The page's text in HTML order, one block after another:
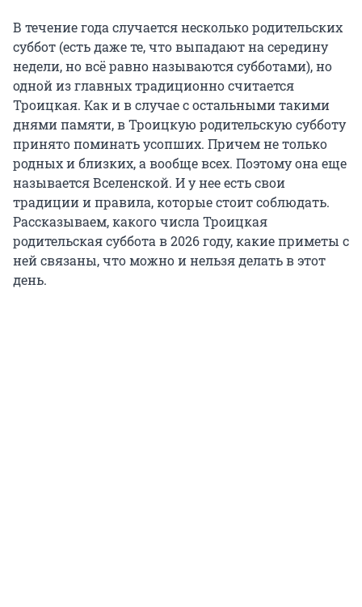
В течение года случается несколько родительских
суббот (есть даже те, что выпадают на середину
недели, но всё равно называются субботами), но
одной из главных традиционно считается
Троицкая. Как и в случае с остальными такими
днями памяти, в Троицкую родительскую субботу
принято поминать усопших. Причем не только
родных и близких, а вообще всех. Поэтому она еще
называется Вселенской. И у нее есть свои
традиции и правила, которые стоит соблюдать.
Рассказываем, какого числа Троицкая
родительская суббота в 2026 году, какие приметы с
ней связаны, что можно и нельзя делать в этот
день.